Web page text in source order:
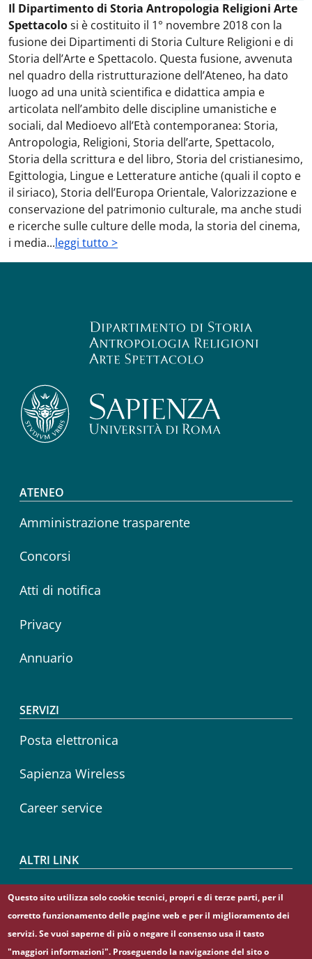
Il Dipartimento di Storia Antropologia Religioni Arte
Spettacolosi è costituito il 1° novembre 2018 con la
fusione dei Dipartimenti di Storia Culture Religioni e di
Storia dell’Arte e Spettacolo. Questa fusione, avvenuta
nel quadro della ristrutturazione dell’Ateneo, ha dato
luogo ad una unità scientifica e didattica ampia e
articolata nell’ambito delle discipline umanistiche e
sociali, dal Medioevo all’Età contemporanea: Storia,
Antropologia, Religioni, Storia dell’arte, Spettacolo,
Storia della scrittura e del libro, Storia del cristianesimo,
Egittologia, Lingue e Letterature antiche (quali il copto e
il siriaco), Storia dell’Europa Orientale, Valorizzazione e
conservazione del patrimonio culturale, ma anche studi
e ricerche sulle culture delle moda, la storia del cinema,
i media...leggi tutto >
Footer menu
ATENEO
Amministrazione trasparente
Concorsi
Atti di notifica
Privacy
Annuario
SERVIZI
Posta elettronica
Sapienza Wireless
Career service
ALTRI LINK
CIAO
Sapienza Store
Questo sito utilizza solo cookie tecnici, propri e di terze parti, per il
corretto funzionamento delle pagine web e per il miglioramento dei
servizi. Se vuoi saperne di più o negare il consenso usa il tasto
"maggiori informazioni". Proseguendo la navigazione del sito o